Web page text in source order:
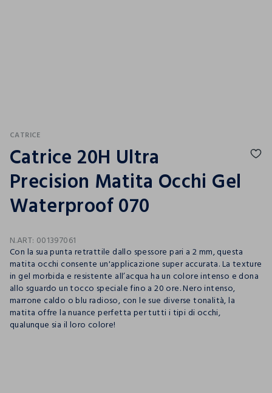
CATRICE
Catrice 20H Ultra
Precision Matita Occhi Gel
Waterproof 070
N.ART: 001397061
Con la sua punta retrattile dallo spessore pari a 2 mm, questa
matita occhi consente un'applicazione super accurata. La texture
in gel morbida e resistente all’acqua ha un colore intenso e dona
allo sguardo un tocco speciale fino a 20 ore. Nero intenso,
marrone caldo o blu radioso, con le sue diverse tonalità, la
matita offre la nuance perfetta per tutti i tipi di occhi,
qualunque sia il loro colore!